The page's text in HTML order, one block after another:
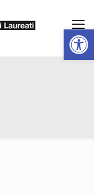
Apri